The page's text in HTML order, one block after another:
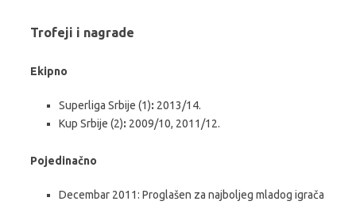
Trofeji i nagrade
Ekipno
Superliga Srbije (1): 2013/14.
Kup Srbije (2): 2009/10, 2011/12.
Pojedinačno
Decembar 2011: Proglašen za najboljeg mladog igrača